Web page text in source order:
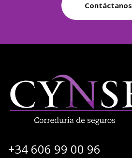
Contáctanos
+34 606 99 00 96